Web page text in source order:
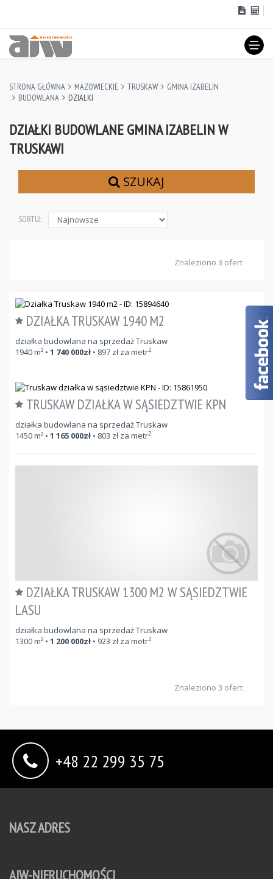
STRONA GŁÓWNA MAZOWIECKIE TRUSKAW
GMINA IZABELIN
BUDOWLANA
DZIALKI
DZIAŁKI BUDOWLANE GMINA IZABELIN W
TRUSKAWI
SZUKAJ
SORTUJ:
Znaleziono 3 ofert
DZIAŁKA TRUSKAW 1940 M2
działka budowlana na sprzedaż Truskaw
1940m² • 1 740 000zł • 897 zł za metr2
TRUSKAW DZIAŁKA W SĄSIEDZTWIE KPN
działka budowlana na sprzedaż Truskaw
1450m² • 1 165 000zł • 803 zł za metr2
DZIAŁKA TRUSKAW 1300 M2 W SĄSIEDZTWIE
LASU
działka budowlana na sprzedaż Truskaw
1300m² • 1 200 000zł • 923 zł za metr2
Znaleziono 3 ofert
+48 22 299 35 75
NASZ ADRES
AJW-NIERUCHOMOŚCI